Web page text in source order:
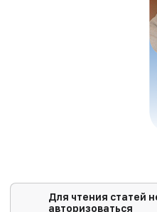
Для чтения статей
авторизоваться